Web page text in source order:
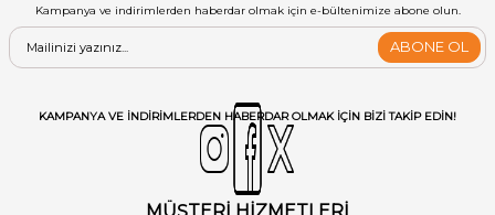
Kampanya ve indirimlerden haberdar olmak için e-bültenimize abone olun.
ABONE OL
KAMPANYA VE INDIRIMLERDEN HABERDAR OLMAK IÇIN BIZI TAKIP EDIN!